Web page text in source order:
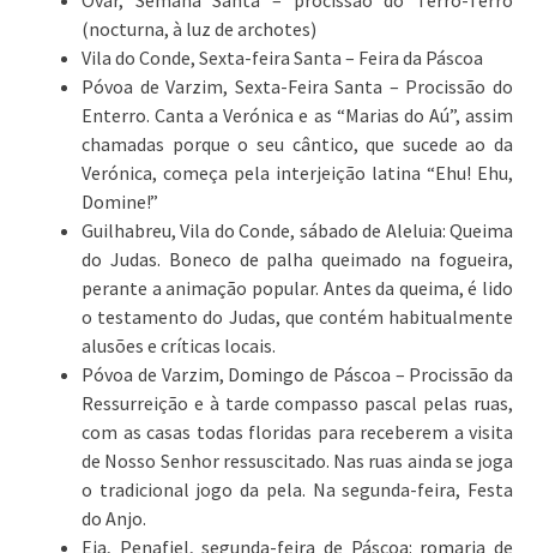
(nocturna, à luz de archotes)
Vila do Conde, Sexta-feira Santa – Feira da Páscoa
Póvoa de Varzim, Sexta-Feira Santa – Procissão do
Enterro. Canta a Verónica e as “Marias do Aú”, assim
chamadas porque o seu cântico, que sucede ao da
Verónica, começa pela interjeição latina “Ehu! Ehu,
Domine!”
Guilhabreu, Vila do Conde, sábado de Aleluia: Queima
do Judas. Boneco de palha queimado na fogueira,
perante a animação popular. Antes da queima, é lido
o testamento do Judas, que contém habitualmente
alusões e críticas locais.
Póvoa de Varzim, Domingo de Páscoa – Procissão da
Ressurreição e à tarde compasso pascal pelas ruas,
com as casas todas floridas para receberem a visita
de Nosso Senhor ressuscitado. Nas ruas ainda se joga
o tradicional jogo da pela. Na segunda-feira, Festa
do Anjo.
Eja, Penafiel, segunda-feira de Páscoa: romaria de